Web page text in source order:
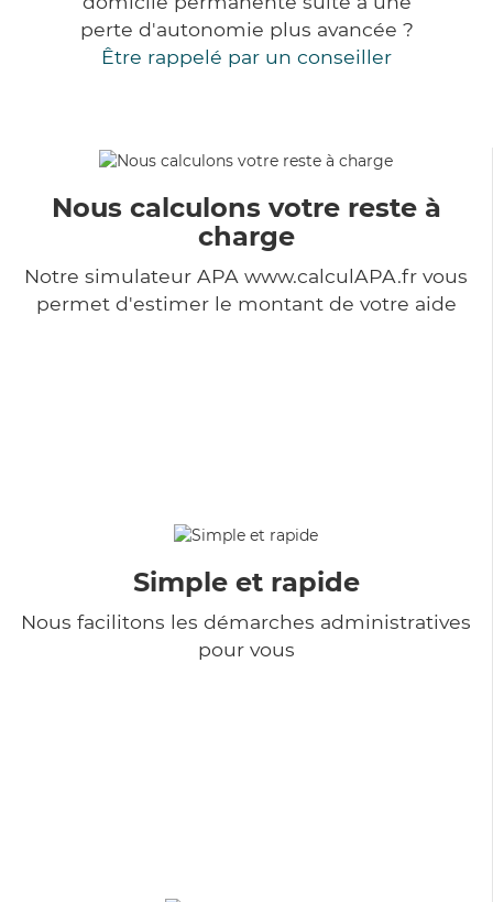
perte d'autonomie plus avancée ?
Être rappelé par un conseiller
Nous calculons votre reste à
charge
Notre simulateur APA www.calculAPA.fr vous
permet d'estimer le montant de votre aide
Simple et rapide
Nous facilitons les démarches administratives
pour vous